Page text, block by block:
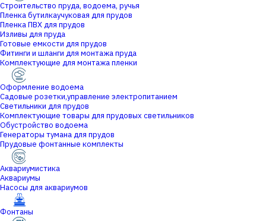
Строительство пруда, водоема, ручья
Пленка бутилкаучуковая для прудов
Пленка ПВХ для прудов
Изливы для пруда
Готовые емкости для прудов
Фитинги и шланги для монтажа пруда
Комплектующие для монтажа пленки
Оформление водоема
Садовые розетки,управление электропитанием
Светильники для прудов
Комплектующие товары для прудовых светильников
Обустройство водоема
Генераторы тумана для прудов
Прудовые фонтанные комплекты
Аквариумистика
Аквариумы
Насосы для аквариумов
Фонтаны